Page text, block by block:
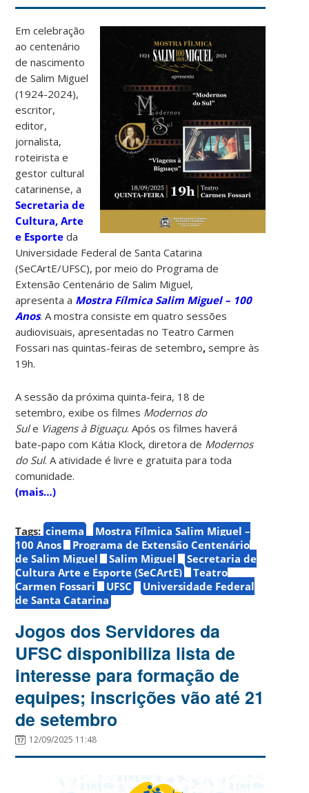
Em celebração
ao centenário
de nascimento
de Salim Miguel
(1924-2024),
escritor,
editor,
jornalista,
roteirista e
gestor cultural
catarinense, a
Secretaria de
Cultura, Arte
e Esporte da
Universidade Federal de Santa Catarina
(SeCArtE/UFSC), por meio do Programa de
Extensão Centenário de Salim Miguel,
apresenta a Mostra Fílmica Salim Miguel – 100
Anos. A mostra consiste em quatro sessões
audiovisuais, apresentadas no Teatro Carmen
Fossari nas quintas-feiras de setembro, sempre às
19h.
A sessão da próxima quinta-feira, 18 de
setembro, exibe os filmes Modernos do
Sule Viagens à Biguaçu. Após os filmes haverá
bate-papo com Kátia Klock, diretora de Modernos
do Sul. A atividade é livre e gratuita para toda
comunidade.
(mais…)
Tags: cinema
Mostra Fílmica Salim Miguel –
100 Anos
Programa de Extensão Centenário
de Salim Miguel
Salim Miguel
Secretaria de
Cultura Arte e Esporte (SeCArtE)
Teatro
Carmen Fossari
UFSC
Universidade Federal
de Santa Catarina
Jogos dos Servidores da
UFSC disponibiliza lista de
interesse para formação de
equipes; inscrições vão até 21
de setembro
12/09/2025 11:48